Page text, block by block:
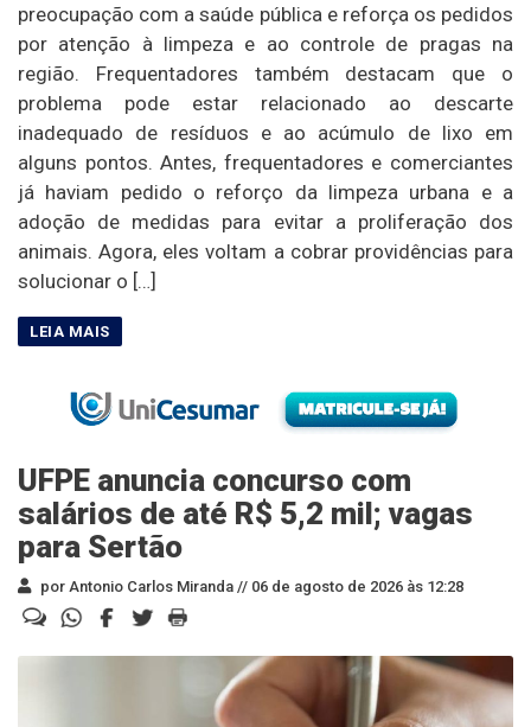
preocupação com a saúde pública e reforça os pedidos
por atenção à limpeza e ao controle de pragas na
região. Frequentadores também destacam que o
problema pode estar relacionado ao descarte
inadequado de resíduos e ao acúmulo de lixo em
alguns pontos. Antes, frequentadores e comerciantes
já haviam pedido o reforço da limpeza urbana e a
adoção de medidas para evitar a proliferação dos
animais. Agora, eles voltam a cobrar providências para
solucionar o […]
UFPE anuncia concurso com
salários de até R$ 5,2 mil; vagas
para Sertão
por Antonio Carlos Miranda // 06 de agosto de 2026 às 12:28